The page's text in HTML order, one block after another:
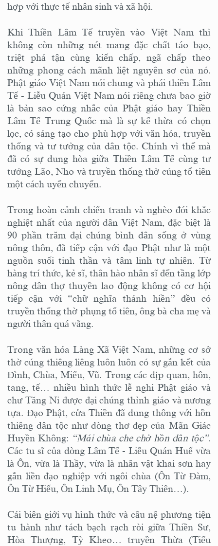
hợp với thực tế nhân sinh và xã hội.
Khi Thiền Lâm Tế truyền vào Việt Nam thì
không còn những nét mang đặc chất táo bạo,
triệt phá tận cùng kiến chấp, ngã chấp theo
những phong cách mãnh liệt nguyên sơ của nó.
Phật giáo Việt Nam nói chung và phái thiền Lâm
Tế - Liễu Quán Việt Nam nói riêng chưa bao giờ
là bản sao cứng nhắc của Phật giáo hay Thiền
Lâm Tế Trung Quốc mà là sự kế thừa có chọn
lọc, có sáng tạo cho phù hợp với văn hóa, truyền
thống và tư tưởng của dân tộc. Chính vì thế mà
đã có sự dung hòa giữa Thiền Lâm Tế cùng tư
tưởng Lão, Nho và truyền thống thờ cúng tổ tiên
một cách uyển chuyển.
Trong hoàn cảnh chiến tranh và nghèo đói khắc
nghiệt nhất của người dân Việt Nam, đặc biệt là
90 phần trăm đại chúng bình dân sống ở vùng
nông thôn, đã tiếp cận với đạo Phật như là một
nguồn suối tinh thần và tâm linh tự nhiên. Từ
hàng trí thức, kẻ sĩ, thân hào nhân sĩ đến tầng lớp
nông dân thợ thuyền lao động không có cơ hội
tiếp cận với “chữ nghĩa thánh hiền” đều có
truyền thống thờ phụng tổ tiên, ông bà cha mẹ và
người thân quá vãng.
Trong văn hóa Làng Xã Việt Nam, những cơ sở
thờ cúng thiêng liêng luôn luôn có sự gắn kết của
Đình, Chùa, Miếu, Vũ. Trong các dịp quan, hôn,
tang, tế… nhiều hình thức lễ nghi Phật giáo và
chư Tăng Ni được đại chúng thỉnh giáo và nương
tựa. Đạo Phật, cửa Thiền đã dung thông với hồn
thiêng dân tộc như dòng thơ đẹp của Mãn Giác
Huyền Không: “Mái chùa che chở hồn dân tộc”.
Các tu sĩ của dòng Lâm Tế - Liễu Quán Huế vừa
là Ôn, vừa là Thầy, vừa là nhân vật khai sơn hay
gắn liền đạo nghiệp với ngôi chùa (Ôn Từ Đàm,
Ôn Từ Hiếu, Ôn Linh Mụ, Ôn Tây Thiên…).
Cái biên giới vụ hình thức và câu nệ phương tiện
tu hành như tách bạch rạch ròi giữa Thiền Sư,
Hòa Thượng, Tỳ Kheo… truyền Thừa (Tiểu